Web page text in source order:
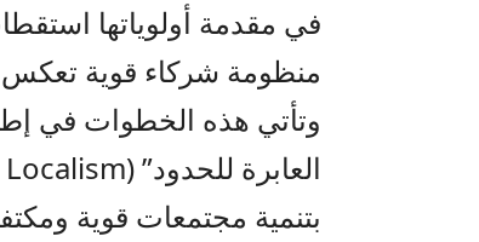
في مقدمة أولوياتها
منظومة شركاء قوية تعكس
وتأتي هذه الخطوات في
العابرة للحدود” (
بتنمية مجتمعات قوية